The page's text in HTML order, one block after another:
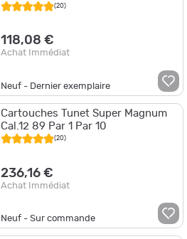
(20)
118,08 €
Achat Immédiat
Neuf - Dernier exemplaire
Cartouches Tunet Super Magnum
Cal.12 89 Par 1 Par 10
(20)
236,16 €
Achat Immédiat
Neuf - Sur commande